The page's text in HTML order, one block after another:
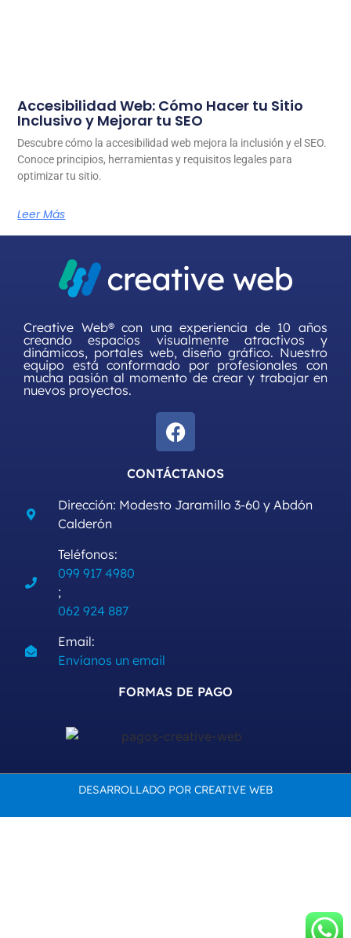
Accesibilidad Web: Cómo Hacer tu Sitio
Inclusivo y Mejorar tu SEO
Descubre cómo la accesibilidad web mejora la inclusión y el SEO.
Conoce principios, herramientas y requisitos legales para
optimizar tu sitio.
Leer Más
Creative Web® con una experiencia de 10 años
creando espacios visualmente atractivos y
dinámicos, portales web, diseño gráfico. Nuestro
equipo está conformado por profesionales con
mucha pasión al momento de crear y trabajar en
nuevos proyectos.
CONTÁCTANOS
Dirección: Modesto Jaramillo 3-60 y Abdón
Calderón
Teléfonos:
099 917 4980
;
062 924 887
Email:
Envíanos un email
FORMAS DE PAGO
DESARROLLADO POR CREATIVE WEB